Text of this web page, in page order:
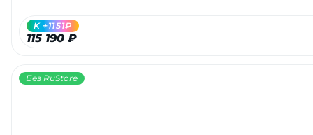
115 190 ₽
K +1151₽
Без RuStore